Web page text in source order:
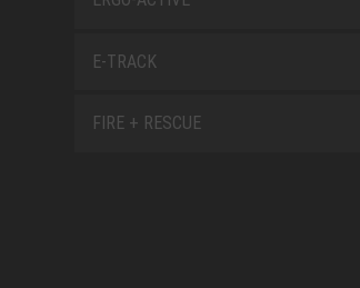
E-TRACK
FIRE + RESCUE